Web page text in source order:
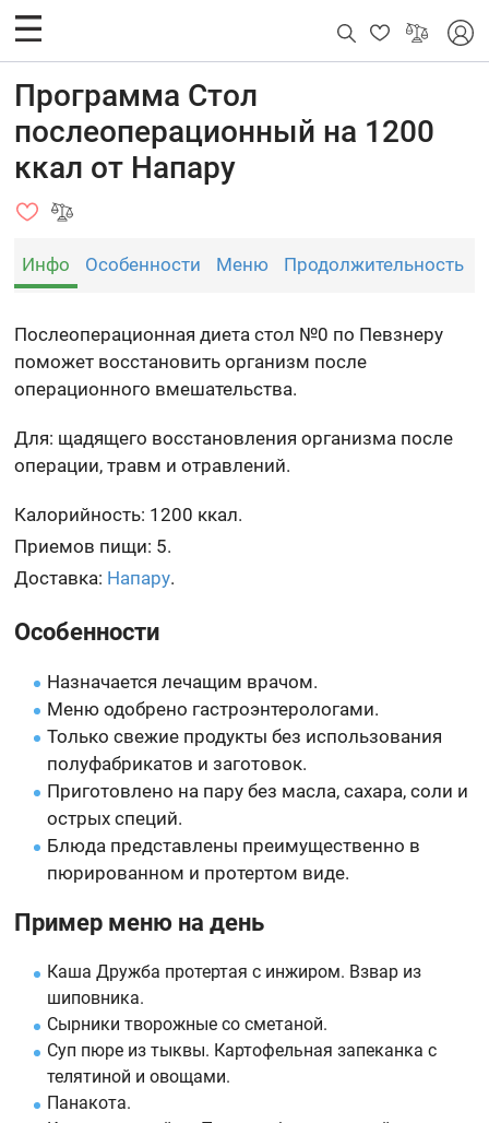
Программа Стол
послеоперационный на 1200
ккал от Напару
Инфо Особенности Меню Продолжительность
Послеоперационная диета стол №0 по Певзнеру
поможет восстановить организм после
операционного вмешательства.
Для: щадящего восстановления организма после
операции, травм и отравлений.
Калорийность: 1200 ккал.
Приемов пищи: 5.
Доставка: Напару.
Особенности
Назначается лечащим врачом.
Меню одобрено гастроэнтерологами.
Только свежие продукты без использования
полуфабрикатов и заготовок.
Приготовлено на пару без масла, сахара, соли и
острых специй.
Блюда представлены преимущественно в
пюрированном и протертом виде.
Пример меню на день
Каша Дружба протертая с инжиром. Взвар из
шиповника.
Сырники творожные со сметаной.
Суп пюре из тыквы. Картофельная запеканка с
телятиной и овощами.
Панакота.